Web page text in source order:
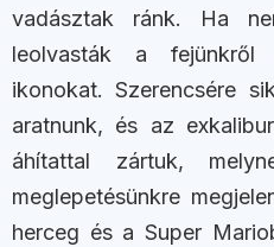
vadásztak ránk. Ha
leolvasták a
ikonokat. Szerencsére
aratnunk, és az
áhítattal zártuk,
meglepetésünkre
herceg és a Super